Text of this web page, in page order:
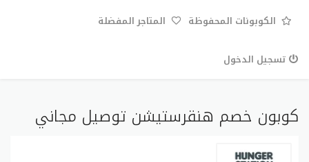
الكوبونات المحفوظة المتاجر المفضلة
تسجيل الدخول
كوبون خصم هنقرستيشن توصيل مجاني